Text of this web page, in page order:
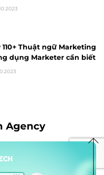
110+ Thuật ngữ Marketing
dụng Marketer cần biết
Agency